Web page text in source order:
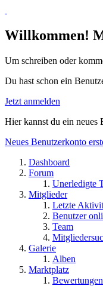
Willkommen!
Um schreiben oder
Du hast schon ein
Jetzt anmelden
Hier kannst du ein neues
Neues Benutzerkonto
Dashboard
Forum
Unerledigte
Mitglieder
Letzte
Benutzer
Team
Galerie
Alben
Marktplatz
Bewertungen